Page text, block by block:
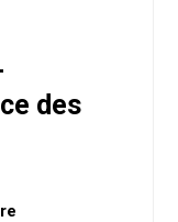
des